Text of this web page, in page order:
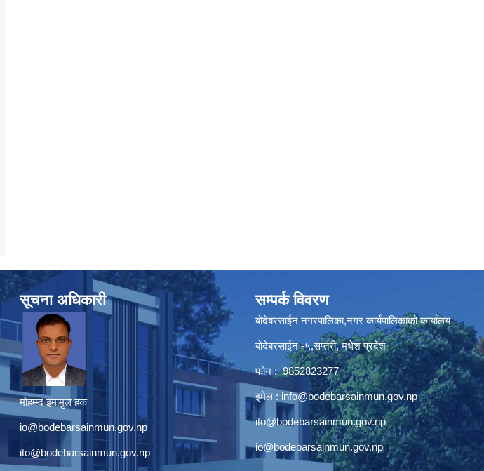
सूचना अधिकारी
मोहम्म्द इमामुल हक
io@bodebarsainmun.gov.np
ito@bodebarsainmun.gov.np
सम्पर्क विवरण
बोदेबरसाईन नगरपालिका,नगर कार्यपालिकाको कार्यालय
बोदेबरसाईन -५,सप्तरी, मधेश प्रदेश
फोन : 9852823277
इमेल : info@bodebarsainmun.gov.np
ito@bodebarsainmun.gov.np
io@bodebarsainmun.gov.np